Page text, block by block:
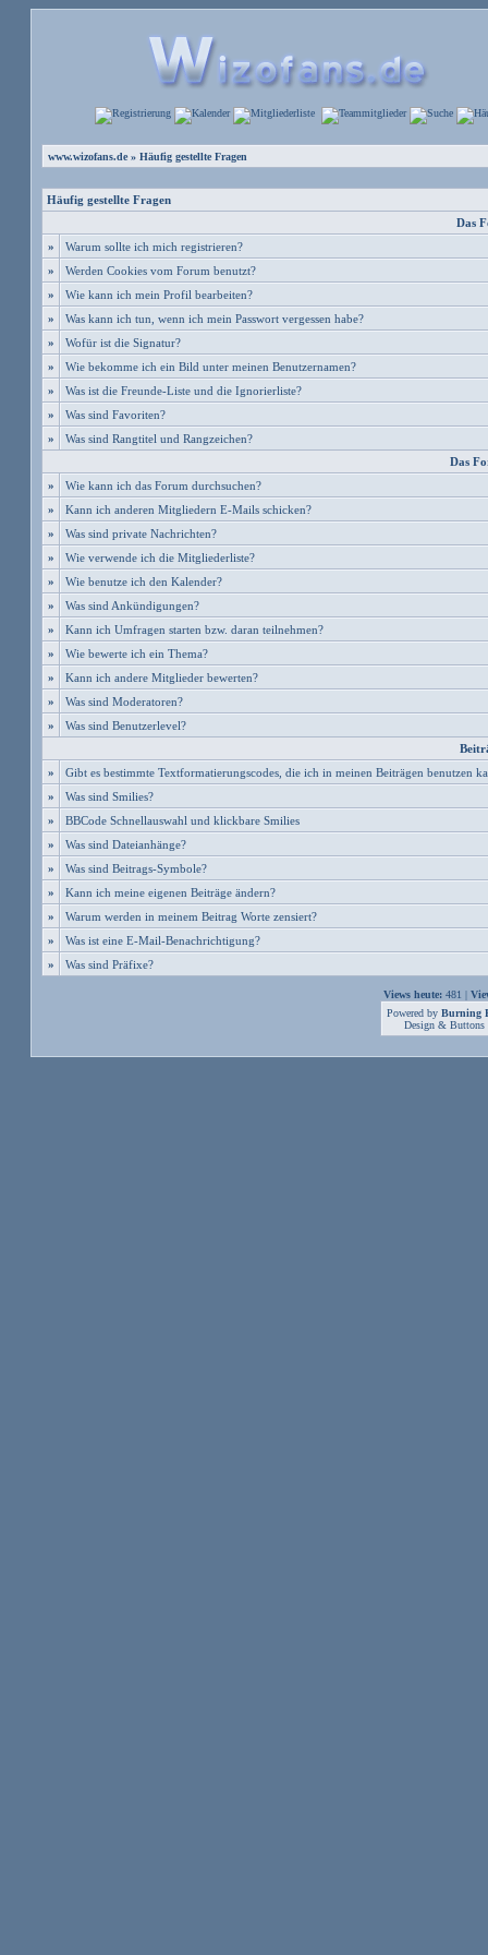
www.wizofans.de » Häufig gestellte Fragen
Häufig gestellte Fragen
Das
»
Warum sollte ich mich registrieren?
»
Werden Cookies vom Forum benutzt?
»
Wie kann ich mein Profil bearbeiten?
»
Was kann ich tun, wenn ich mein Passwort vergessen habe?
»
Wofür ist die Signatur?
»
Wie bekomme ich ein Bild unter meinen Benutzernamen?
»
Was ist die Freunde-Liste und die Ignorierliste?
»
Was sind Favoriten?
»
Was sind Rangtitel und Rangzeichen?
Das
»
Wie kann ich das Forum durchsuchen?
»
Kann ich anderen Mitgliedern E-Mails schicken?
»
Was sind private Nachrichten?
»
Wie verwende ich die Mitgliederliste?
»
Wie benutze ich den Kalender?
»
Was sind Ankündigungen?
»
Kann ich Umfragen starten bzw. daran teilnehmen?
»
Wie bewerte ich ein Thema?
»
Kann ich andere Mitglieder bewerten?
»
Was sind Moderatoren?
»
Was sind Benutzerlevel?
»
Gibt es bestimmte Textformatierungscodes, die ich in meinen Beiträgen benutzen
»
Was sind Smilies?
»
BBCode Schnellauswahl und klickbare Smilies
»
Was sind Dateianhänge?
»
Was sind Beitrags-Symbole?
»
Kann ich meine eigenen Beiträge ändern?
»
Warum werden in meinem Beitrag Worte zensiert?
»
Was ist eine E-Mail-Benachrichtigung?
»
Was sind Präfixe?
Views heute: 481 |
Powered by Burning
Design & Buttons